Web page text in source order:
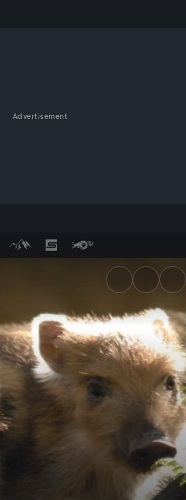
Advertisement
- Mut zur